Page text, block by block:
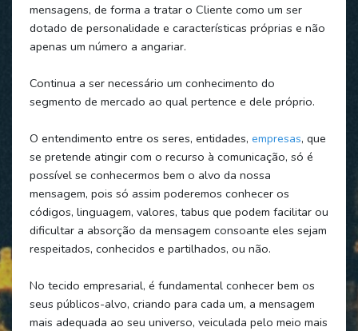
mensagens, de forma a tratar o Cliente como um ser
dotado de personalidade e características próprias e não
apenas um número a angariar.
Continua a ser necessário um conhecimento do
segmento de mercado ao qual pertence e dele próprio.
O entendimento entre os seres, entidades, empresas, que
se pretende atingir com o recurso à comunicação, só é
possível se conhecermos bem o alvo da nossa
mensagem, pois só assim poderemos conhecer os
códigos, linguagem, valores, tabus que podem facilitar ou
dificultar a absorção da mensagem consoante eles sejam
respeitados, conhecidos e partilhados, ou não.
No tecido empresarial, é fundamental conhecer bem os
seus públicos-alvo, criando para cada um, a mensagem
mais adequada ao seu universo, veiculada pelo meio mais